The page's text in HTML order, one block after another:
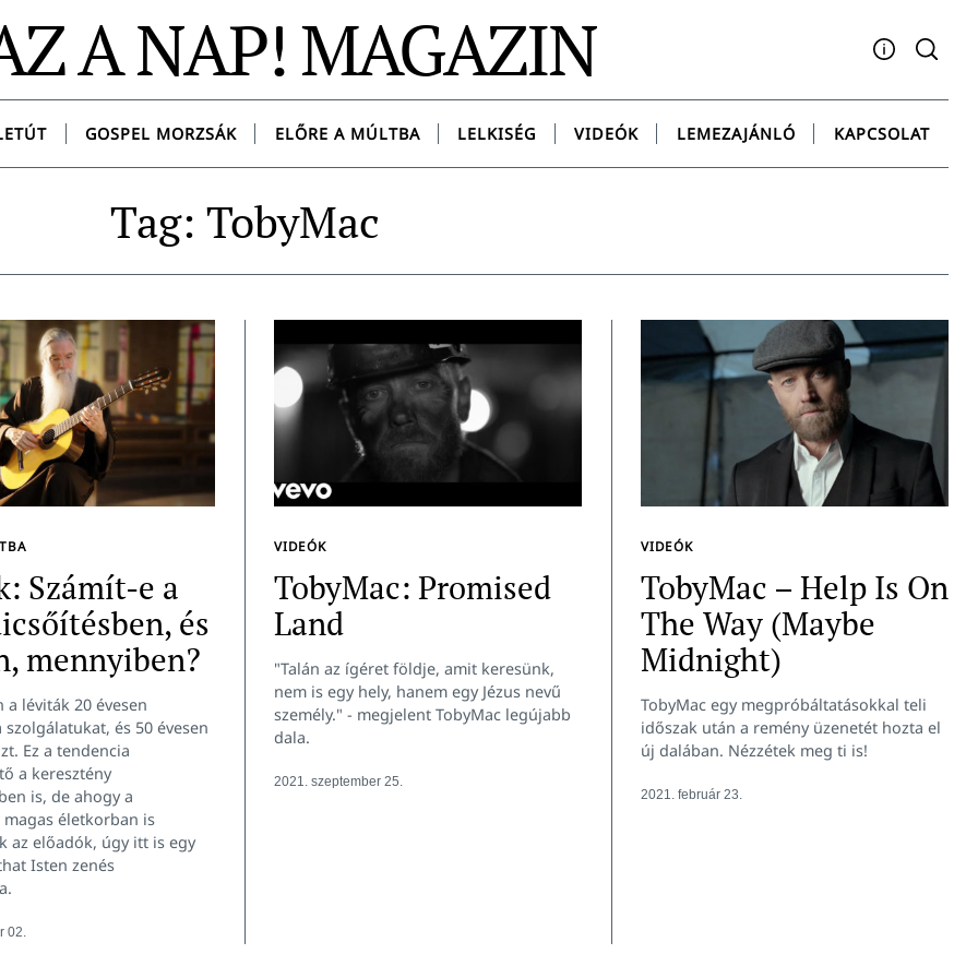
A NAP! MAGAZIN
Facebook
YouTubeInstagram
TwitterSpotify
GOSPEL MORZSÁK ELŐRE A MÚLTBA LELKISÉG VIDEÓK LEMEZAJÁNLÓ KAPCSOLAT
Tag: TobyMac
Számít-e a
és
mennyiben?
a léviták 20 évesen
szolgálatukat, és 50 évesen
Ez a tendencia
a keresztény
is, de ahogy a
életkorban is
az előadók, úgy itt is egy
Isten zenés
02.
VIDEÓK
TobyMac: Promised
Land
"Talán az ígéret földje, amit keresünk,
nem is egy hely, hanem egy Jézus nevű
személy." - megjelent TobyMac legújabb
dala.
2021. szeptember 25.
VIDEÓK
TobyMac – Help Is On
The Way (Maybe
Midnight)
TobyMac egy megpróbáltatásokkal teli
időszak után a remény üzenetét hozta el
új dalában. Nézzétek meg ti is!
2021. február 23.